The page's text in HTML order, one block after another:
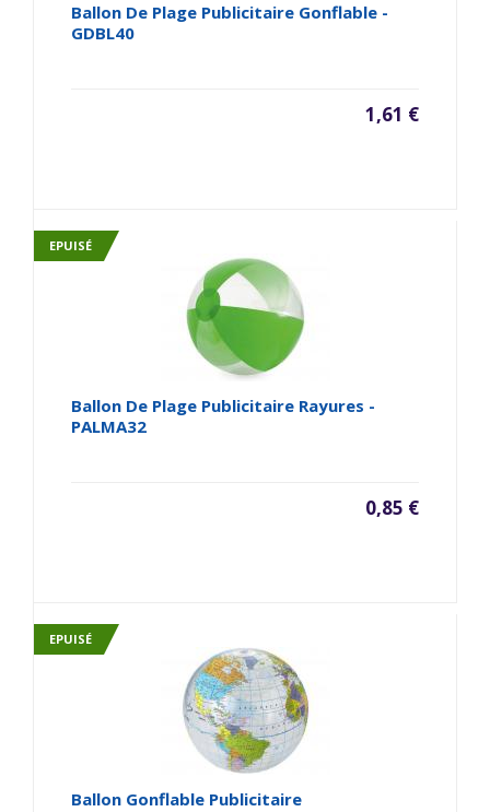
Ballon De Plage Publicitaire Gonflable -
GDBL40
1,61 €
EPUISÉ
Ballon De Plage Publicitaire Rayures -
PALMA32
0,85 €
EPUISÉ
Ballon Gonflable Publicitaire